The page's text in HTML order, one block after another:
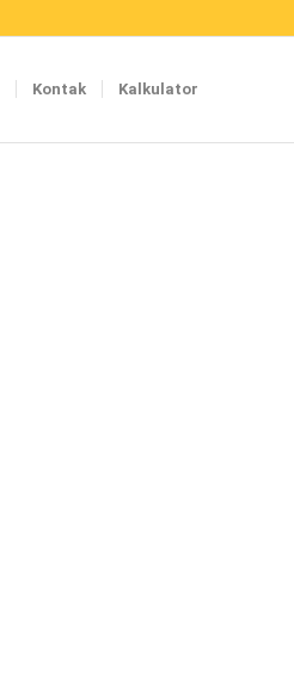
Kontak Kalkulator